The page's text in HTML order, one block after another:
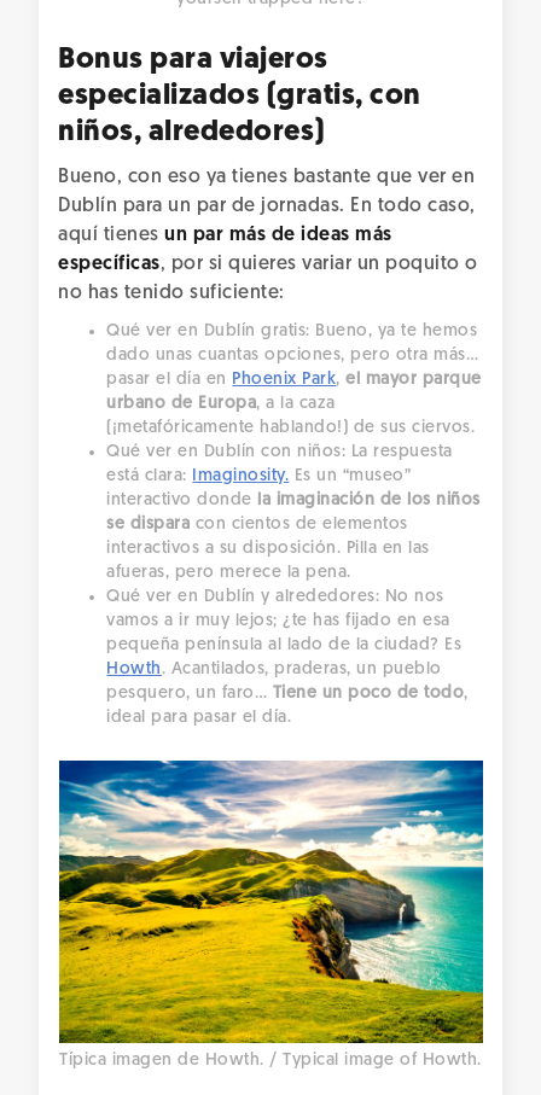
Bonus para viajeros
especializados (gratis, con
niños, alrededores)
Bueno, con eso ya tienes bastante que ver en
Dublín para un par de jornadas. En todo caso,
aquí tienesun par más de ideas más
específicas, por si quieres variar un poquito o
no has tenido suficiente:
Qué ver en Dublín gratis: Bueno, ya te hemos
dado unas cuantas opciones, pero otra más…
pasar el día en Phoenix Park,el mayor parque
urbano de Europa, a la caza
(¡metafóricamente hablando!) de sus ciervos.
Qué ver en Dublín con niños: La respuesta
está clara: Imaginosity. Es un “museo”
interactivo donde la imaginación de los niños
se dispara con cientos de elementos
interactivos a su disposición. Pilla en las
afueras, pero merece la pena.
Qué ver en Dublín y alrededores: No nos
vamos a ir muy lejos; ¿te has fijado en esa
pequeña península al lado de la ciudad? Es
Howth . Acantilados, praderas, un pueblo
pesquero, un faro… Tiene un poco de todo,
ideal para pasar el día.
Típica imagen de Howth. / Typical image of Howth.